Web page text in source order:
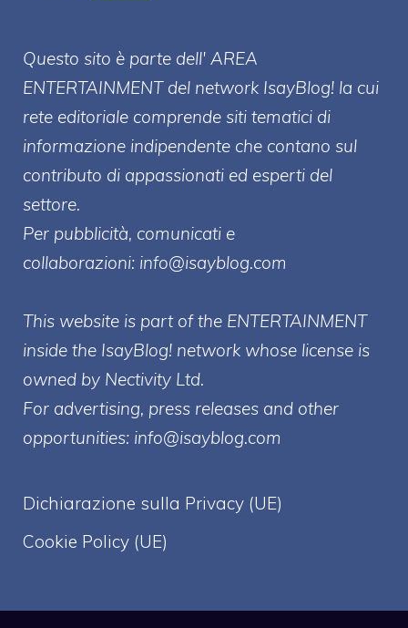
Questo sito è parte dell' AREA
ENTERTAINMENT del network IsayBlog! la cui
rete editoriale comprende siti tematici di
informazione indipendente che contano sul
contributo di appassionati ed esperti del
settore.
Per pubblicità, comunicati e
collaborazioni: info@isayblog.com
This website is part of the ENTERTAINMENT
inside the IsayBlog! network whose license is
owned by Nectivity Ltd.
For advertising, press releases and other
opportunities: info@isayblog.com
Dichiarazione sulla Privacy (UE)
Cookie Policy (UE)